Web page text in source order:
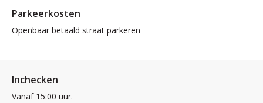
Parkeerkosten
Openbaar betaald straat parkeren
Inchecken
Vanaf 15:00 uur.